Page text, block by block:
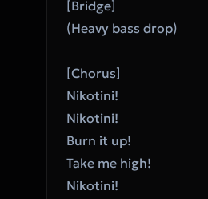
[Bridge]
(Heavy bass drop)
[Chorus]
Nikotini!
Nikotini!
Burn it up!
Take me high!
Nikotini!